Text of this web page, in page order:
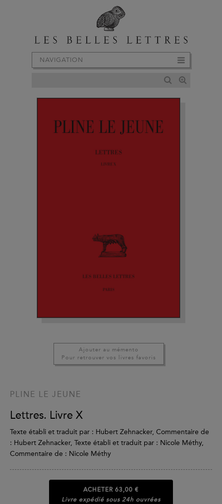
NAVIGATION
Ajouter au mémento
Pour retrouver vos livres favoris
PLINE LE JEUNE
Lettres. Livre X
Texte établi et traduit par : Hubert Zehnacker, Commentaire de
: Hubert Zehnacker, Texte établi et traduit par : Nicole Méthy,
Commentaire de : Nicole Méthy
ACHETER 63,00 €
Livre expédié sous 24h ouvrées